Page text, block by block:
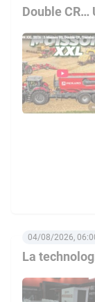
Double CR…
La
04/08/2026,